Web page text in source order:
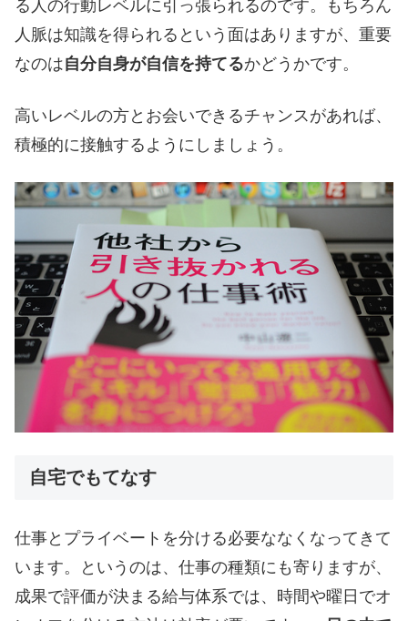
る人の行動レベルに引っ張られるのです。もちろん
人脈は知識を得られるという面はありますが、重要
なのは自分自身が自信を持てるかどうかです。
高いレベルの方とお会いできるチャンスがあれば、
積極的に接触するようにしましょう。
自宅でもてなす
仕事とプライベートを分ける必要ななくなってきて
います。というのは、仕事の種類にも寄りますが、
成果で評価が決まる給与体系では、時間や曜日でオ